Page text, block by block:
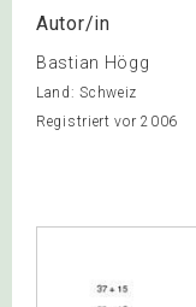
Autor/in
Bastian Högg
Land: Schweiz
Registriert vor 2006